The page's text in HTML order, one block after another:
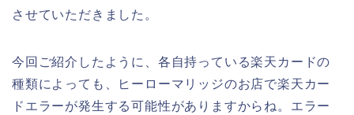
させていただきました。
今回ご紹介したように、各自持っている楽天カードの
種類によっても、ヒーローマリッジのお店で楽天カー
ドエラーが発生する可能性がありますからね。エラー